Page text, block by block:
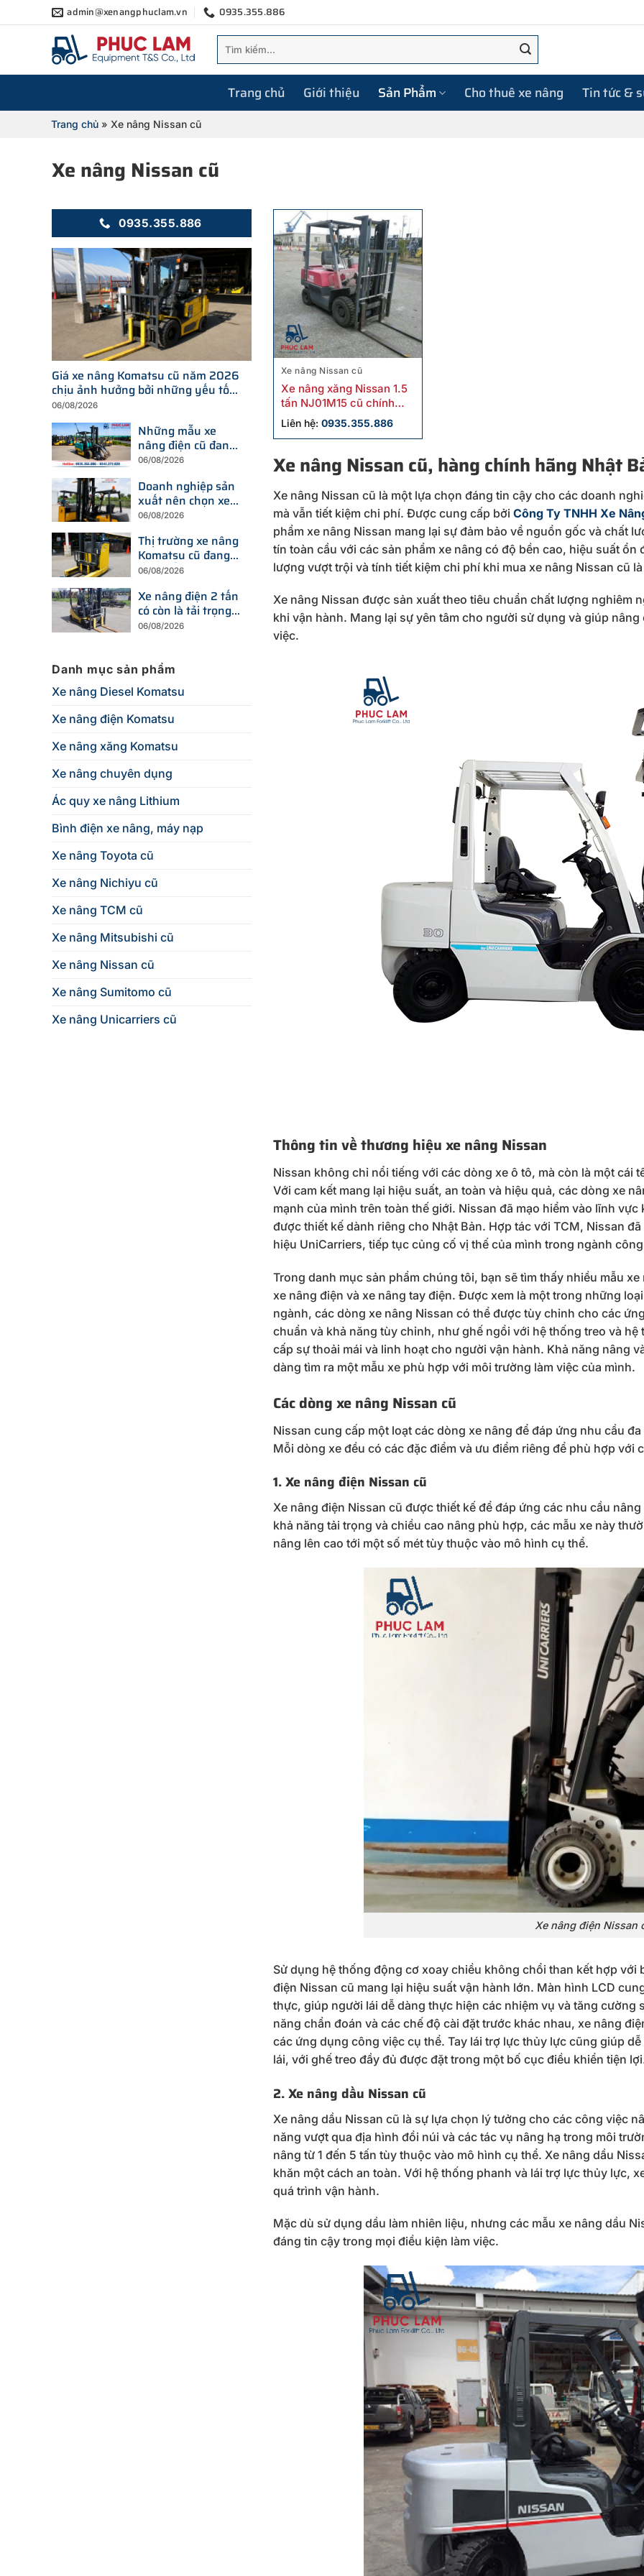
qua
admin@xenangphuclam.vn 0935.355.886
kiếm:
Trang chủ Giới thiệu Sản Phẩm Cho thuê xe nâng Tin tức &
Trang chủ» Xe nâng Nissan cũ
Xe nâng Nissan cũ
0935.355.886
Giá xe nâng Komatsu cũ năm 2026
chịu ảnh hưởng bởi những yếu tố
nào?
06/08/2026
Những mẫu xe
nâng điện cũ đang
được tìm kiếm
trường hiện nay
06/08/2026
Doanh nghiệp sản
xuất nên chọn xe
nâng điện hay xe
chi phí?
06/08/2026
Thị trường xe nâng
Komatsu cũ đang
thay đổi ra sao
tư thiết bị mới?
06/08/2026
Xe nâng điện 2 tấn
có còn là tải trọng
được doanh nghiệp
06/08/2026
Danh mục sản phẩm
Xe nâng Diesel Komatsu
Xe nâng điện Komatsu
Xe nâng xăng Komatsu
Xe nâng chuyên dụng
Ác quy xe nâng Lithium
Bình điện xe nâng, máy nạp
Xe nâng Toyota cũ
Xe nâng Nichiyu cũ
Xe nâng TCM cũ
Xe nâng Mitsubishi cũ
Xe nâng Nissan cũ
Xe nâng Sumitomo cũ
Xe nâng Unicarriers cũ
Xe nâng Nissan cũ
Xe nâng xăng Nissan 1.5
tấn NJ01M15 cũ chính
hãng
Liên hệ: 0935.355.886
Xe nâng Nissan cũ, hàng chính hãng Nhật
Xe nâng Nissan cũ là một lựa chọn đáng tin cậy cho các doanh
mà vẫn tiết kiệm chi phí. Được cung cấp bởi Công Ty TNHH Xe
phẩm xe nâng Nissan mang lại sự đảm bảo về nguồn gốc và chất
tín toàn cầu với các sản phẩm xe nâng có độ bền cao, hiệu suất
lượng vượt trội và tính tiết kiệm chi phí khi mua xe nâng Nissan cũ
Xe nâng Nissan được sản xuất theo tiêu chuẩn chất lượng nghiêm
khi vận hành. Mang lại sự yên tâm cho người sử dụng và giúp
việc.
Thông tin về thương hiệu xe nâng Nissan
Nissan không chỉ nổi tiếng với các dòng xe ô tô, mà còn là một cái
Với cam kết mang lại hiệu suất, an toàn và hiệu quả, các dòng xe
mạnh của mình trên toàn thế giới. Nissan đã mạo hiểm vào lĩnh
được thiết kế dành riêng cho Nhật Bản. Hợp tác với TCM, Nissan
hiệu UniCarriers, tiếp tục củng cố vị thế của mình trong ngành
Trong danh mục sản phẩm chúng tôi, bạn sẽ tìm thấy nhiều mẫu
xe nâng điện và xe nâng tay điện. Được xem là một trong những
ngành, các dòng xe nâng Nissan có thể được tùy chỉnh cho các
chuẩn và khả năng tùy chỉnh, như ghế ngồi với hệ thống treo và
cấp sự thoải mái và linh hoạt cho người vận hành. Khả năng nâng
dàng tìm ra một mẫu xe phù hợp với môi trường làm việc của mình.
Các dòng xe nâng Nissan cũ
Nissan cung cấp một loạt các dòng xe nâng để đáp ứng nhu cầu
Mỗi dòng xe đều có các đặc điểm và ưu điểm riêng để phù hợp với
1. Xe nâng điện Nissan cũ
Xe nâng điện Nissan cũ được thiết kế để đáp ứng các nhu cầu
khả năng tải trọng và chiều cao nâng phù hợp, các mẫu xe này
nâng lên cao tới một số mét tùy thuộc vào mô hình cụ thể.
Xe nâng điện Nissan
Sử dụng hệ thống động cơ xoay chiều không chổi than kết hợp
điện Nissan cũ mang lại hiệu suất vận hành lớn. Màn hình LCD
thực, giúp người lái dễ dàng thực hiện các nhiệm vụ và tăng cường
năng chẩn đoán và các chế độ cài đặt trước khác nhau, xe nâng
các ứng dụng công việc cụ thể. Tay lái trợ lực thủy lực cũng giúp
lái, với ghế treo đầy đủ được đặt trong một bố cục điều khiển tiện
2. Xe nâng dầu Nissan cũ
Xe nâng dầu Nissan cũ là sự lựa chọn lý tưởng cho các công việc
năng vượt qua địa hình đồi núi và các tác vụ nâng hạ trong môi
nâng từ 1 đến 5 tấn tùy thuộc vào mô hình cụ thể. Xe nâng dầu
khăn một cách an toàn. Với hệ thống phanh và lái trợ lực thủy lực,
quá trình vận hành.
Mặc dù sử dụng dầu làm nhiên liệu, nhưng các mẫu xe nâng dầu
đáng tin cậy trong mọi điều kiện làm việc.